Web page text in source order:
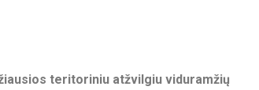
teritoriniu atžvilgiu viduramžių